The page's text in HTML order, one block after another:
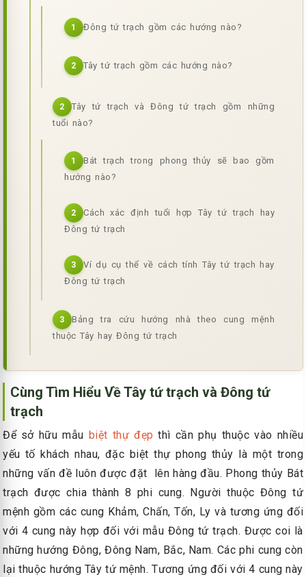
1 Đông tứ trạch gồm các hướng nào?
2 Tây tứ trạch gồm các hướng nào?
2
Tây tứ trạch và Đông tứ trạch gồm những
tuổi nào?
1
Bát trạch trong phong thủy sẽ bao gồm
hướng nào?
2
Cách xác định tuổi hợp Tây tứ trạch hay
Đông tứ trạch
3
Ví dụ cụ thể về cách tính Tây tứ trạch hay
Đông tứ trạch
3
Bảng tra cứu hướng nhà theo cung mệnh
thuộc Tây hay Đông tứ trạch
Cùng Tìm Hiểu Về Tây tứ trạch và Đông tứ
trạch
Để sở hữu mẫu biệt thự đẹp thì cần phụ thuộc vào nhiều
yếu tố khách nhau, đặc biệt thự phong thủy là một trong
những vấn đề luôn được đặt lên hàng đầu. Phong thủy Bát
trạch được chia thành 8 phi cung. Người thuộc Đông tứ
mệnh gồm các cung Khảm, Chấn, Tốn, Ly và tương ứng đối
với 4 cung này hợp đối với mẫu Đông tứ trạch. Được coi là
những hướng Đông, Đông Nam, Bắc, Nam. Các phi cung còn
lại thuộc hướng Tây tứ mệnh. Tương ứng đối với 4 cung này